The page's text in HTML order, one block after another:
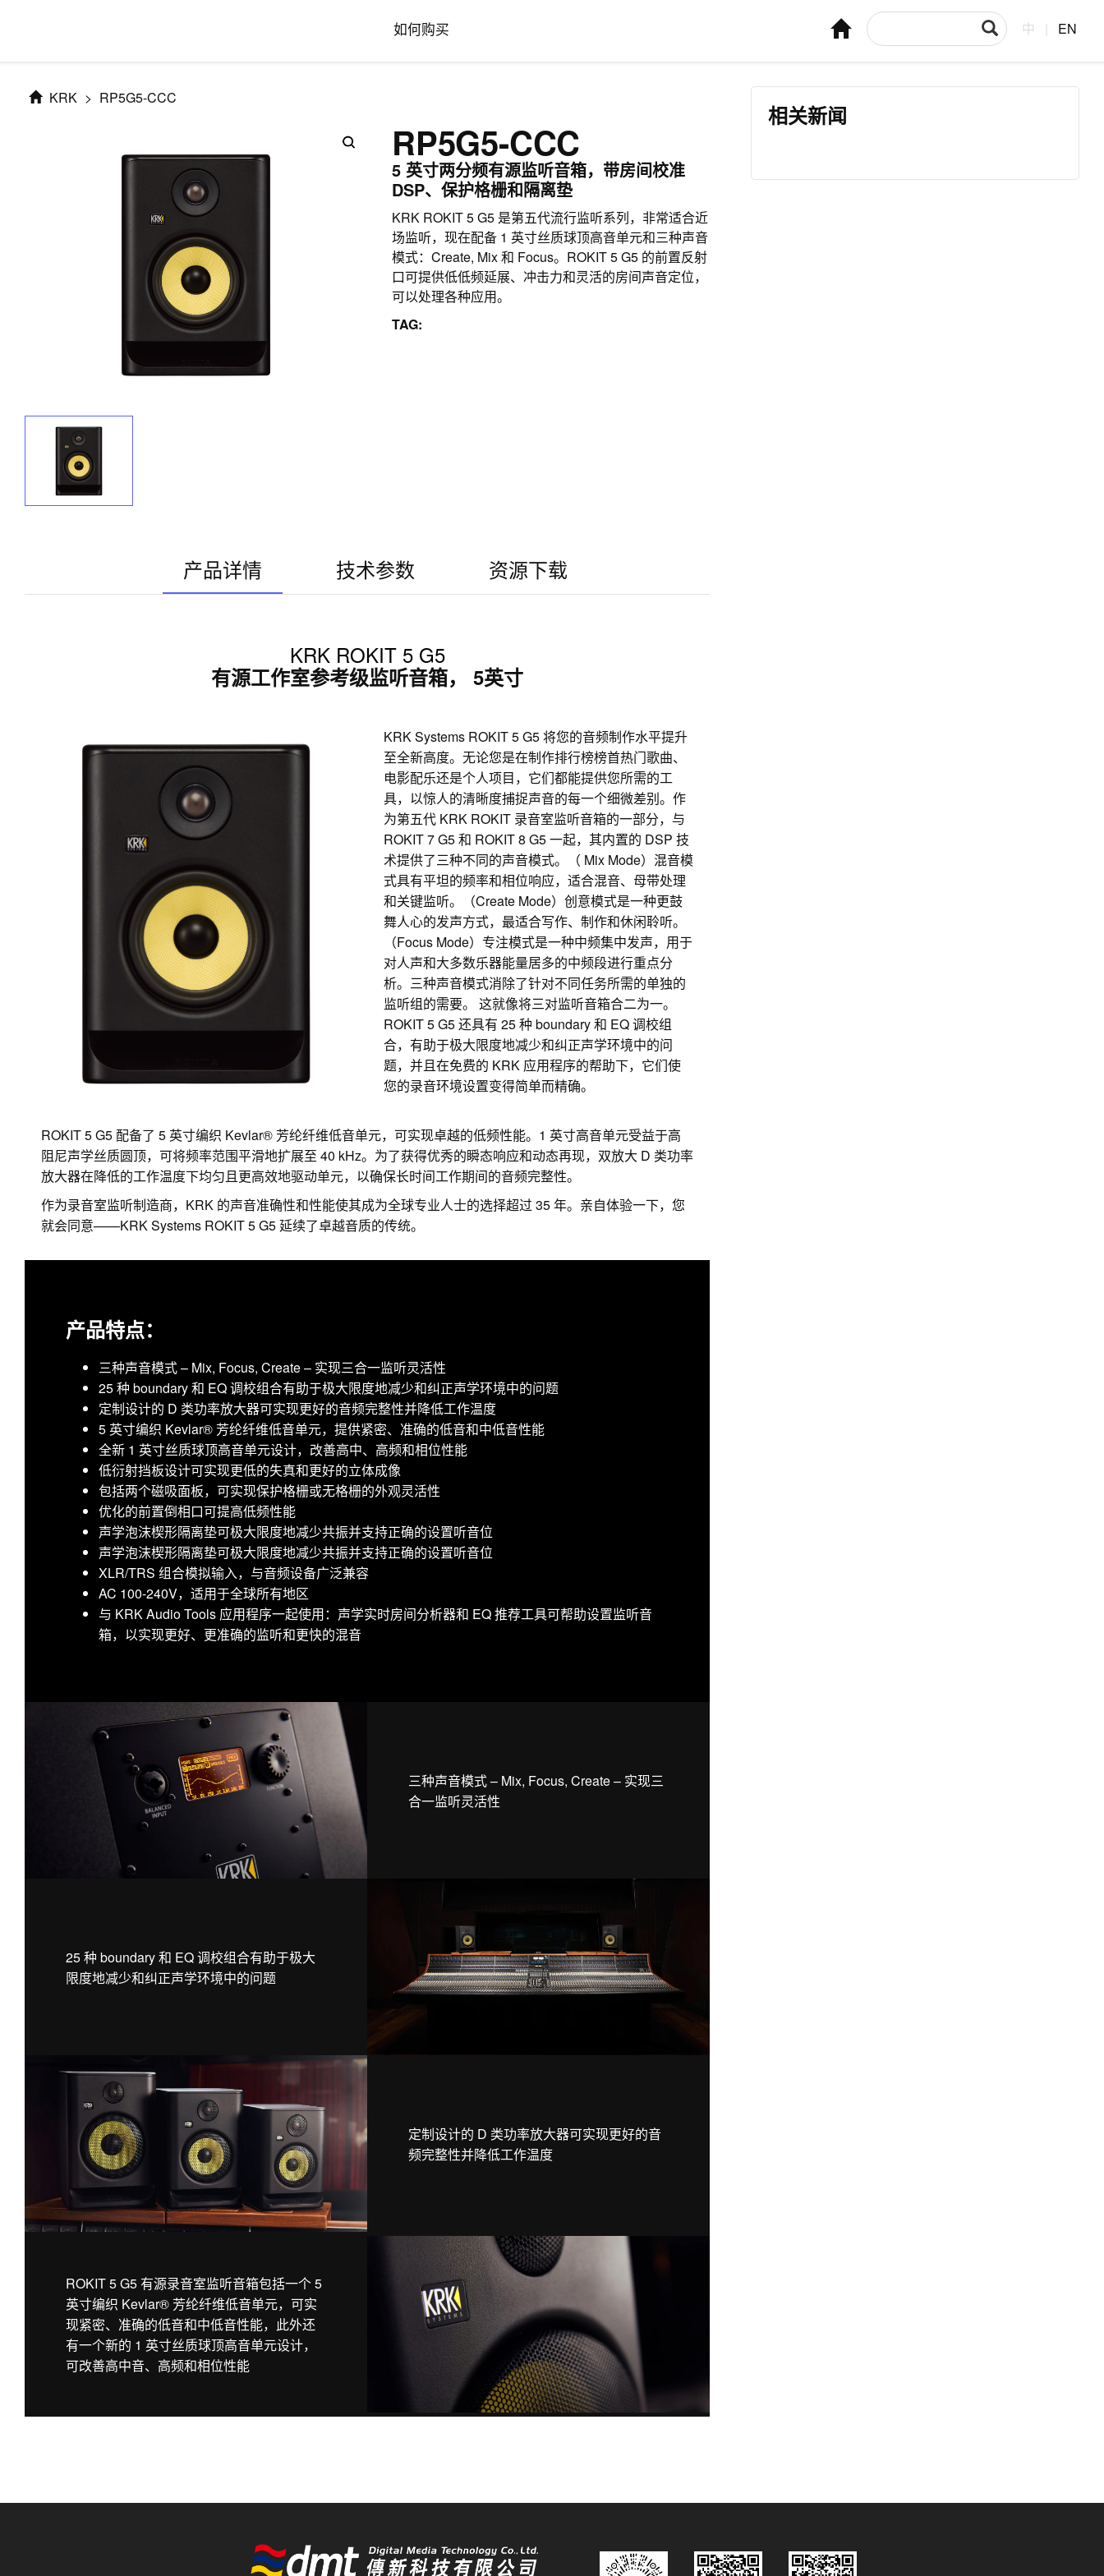
如何购买 中 EN
KRK > RP5G5-CCC
RP5G5-CCC
5 英寸两分频有源监听音箱，带房间校准
DSP、保护格栅和隔离垫
KRK ROKIT 5 G5 是第五代流行监听系列，非常适合近
场监听，现在配备 1 英寸丝质球顶高音单元和三种声音
模式：Create, Mix 和 Focus。ROKIT 5 G5 的前置反射
口可提供低低频延展、冲击力和灵活的房间声音定位，
可以处理各种应用。
TAG:
产品详情 技术参数 资源下载
KRK ROKIT 5 G5
有源工作室参考级监听音箱， 5英寸
KRK Systems ROKIT 5 G5 将您的音频制作水平提升
至全新高度。无论您是在制作排行榜榜首热门歌曲、
电影配乐还是个人项目，它们都能提供您所需的工
具，以惊人的清晰度捕捉声音的每一个细微差别。作
为第五代 KRK ROKIT 录音室监听音箱的一部分，与
ROKIT 7 G5 和 ROKIT 8 G5 一起，其内置的 DSP 技
术提供了三种不同的声音模式。（ Mix Mode）混音模
式具有平坦的频率和相位响应，适合混音、母带处理
和关键监听。（Create Mode）创意模式是一种更鼓
舞人心的发声方式，最适合写作、制作和休闲聆听。
（Focus Mode）专注模式是一种中频集中发声，用于
对人声和大多数乐器能量居多的中频段进行重点分
析。三种声音模式消除了针对不同任务所需的单独的
监听组的需要。 这就像将三对监听音箱合二为一。
ROKIT 5 G5 还具有 25 种 boundary 和 EQ 调校组
合，有助于极大限度地减少和纠正声学环境中的问
题，并且在免费的 KRK 应用程序的帮助下，它们使
您的录音环境设置变得简单而精确。
ROKIT 5 G5 配备了 5 英寸编织 Kevlar® 芳纶纤维低音单元，可实现卓越的低频性能。1 英寸高音单元受益于高
阻尼声学丝质圆顶，可将频率范围平滑地扩展至 40 kHz。为了获得优秀的瞬态响应和动态再现，双放大 D 类功率
放大器在降低的工作温度下均匀且更高效地驱动单元，以确保长时间工作期间的音频完整性。
作为录音室监听制造商，KRK 的声音准确性和性能使其成为全球专业人士的选择超过 35 年。亲自体验一下，您
就会同意——KRK Systems ROKIT 5 G5 延续了卓越音质的传统。
产品特点：
三种声音模式 – Mix, Focus, Create – 实现三合一监听灵活性
25 种 boundary 和 EQ 调校组合有助于极大限度地减少和纠正声学环境中的问题
定制设计的 D 类功率放大器可实现更好的音频完整性并降低工作温度
5 英寸编织 Kevlar® 芳纶纤维低音单元，提供紧密、准确的低音和中低音性能
全新 1 英寸丝质球顶高音单元设计，改善高中、高频和相位性能
低衍射挡板设计可实现更低的失真和更好的立体成像
包括两个磁吸面板，可实现保护格栅或无格栅的外观灵活性
优化的前置倒相口可提高低频性能
声学泡沫楔形隔离垫可极大限度地减少共振并支持正确的设置听音位
声学泡沫楔形隔离垫可极大限度地减少共振并支持正确的设置听音位
XLR/TRS 组合模拟输入，与音频设备广泛兼容
AC 100-240V，适用于全球所有地区
与 KRK Audio Tools 应用程序一起使用：声学实时房间分析器和 EQ 推荐工具可帮助设置监听音
箱，以实现更好、更准确的监听和更快的混音
三种声音模式 – Mix, Focus, Create – 实现三
合一监听灵活性
25 种 boundary 和 EQ 调校组合有助于极大
限度地减少和纠正声学环境中的问题
定制设计的 D 类功率放大器可实现更好的音
频完整性并降低工作温度
ROKIT 5 G5 有源录音室监听音箱包括一个 5
英寸编织 Kevlar® 芳纶纤维低音单元，可实
现紧密、准确的低音和中低音性能，此外还
有一个新的 1 英寸丝质球顶高音单元设计，
可改善高中音、高频和相位性能
相关新闻